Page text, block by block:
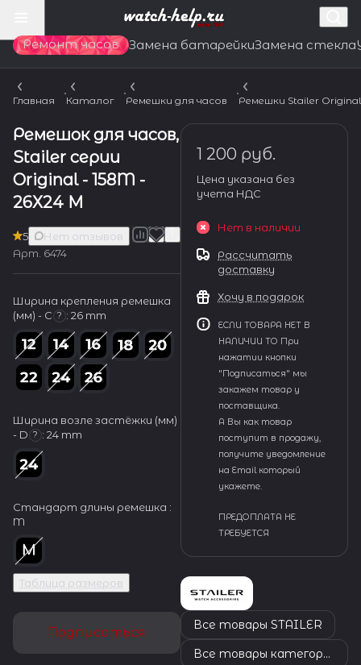
Ремонт часов Замена батарейкиЗамена стекла
Главная Каталог Ремешки для часов Ремешки Stailer Original
Ремешок для часов,
Stailer серии
Original - 158M -
26Х24 М
5
Нет отзывов
Арт. 6474
Ширина крепления ремешка
(мм) - С ? : 26 mm
Ширина возле застёжки (мм)
- D ? : 24 mm
Стандарт длины ремешка :
M
Таблица размеров
Подписаться
1 200 руб.
Цена указана без
учета НДС
Нет в наличии
Рассчитать
доставку
Хочу в подарок
ЕСЛИ ТОВАРА НЕТ В
НАЛИЧИИ ТО При
нажатии кнопки
"Подписаться" мы
закажем товар у
поставщика.
А Вы как товар
поступит в продажу,
получите уведомление
на Email который
укажете.
ПРЕДОПЛАТА НЕ
ТРЕБУЕТСЯ
Все товары STAILER
Все товары категории